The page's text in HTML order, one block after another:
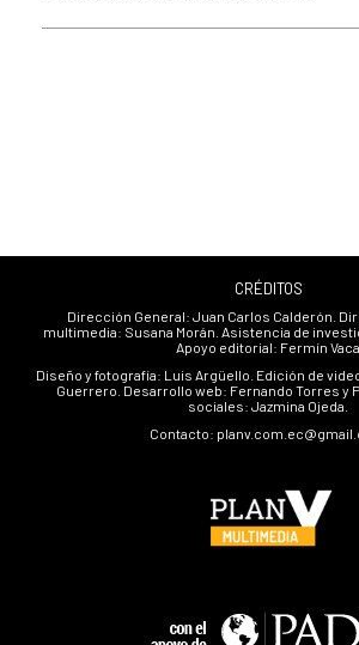
CRÉDITOS
Dirección General: Juan Carlos Calderón.
multimedia: Susana Morán. Asistencia de
Apoyo editorial: Fermín Vaca
Diseño y fotografía: Luis Argüello. Edición de
Guerrero. Desarrollo web: Fernando Torres y
sociales: Jazmina Ojeda.
Contacto: